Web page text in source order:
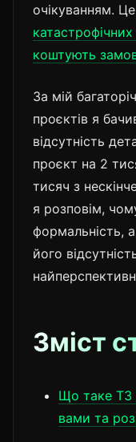
очікуванням.
коштують
За мій
проєктів я
відсутність
проєкт на 2
тисяч з
я розповім,
формальність,
його
Зміст
Що таке ТЗ
вами та